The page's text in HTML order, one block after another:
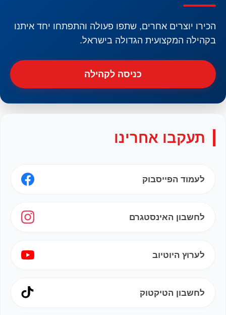
הכירו יוצרים אחרים, שתפו פעולה והתפתחו יחד איתנו
בקהילה המקצועית הגדולה בישראל.
כניסה לקהילה
תעקבו אחרינו
לעמוד הפייסבוק
לחשבון האינסטגרם
לערוץ היוטיוב
לחשבון הטיקטוק